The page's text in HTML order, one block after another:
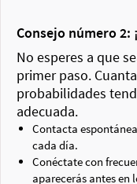
Consejo número 2:
No esperes a que
primer paso.
probabilidades
adecuada.
Contacta
cada día.
Conéctate con
aparecerás antes en